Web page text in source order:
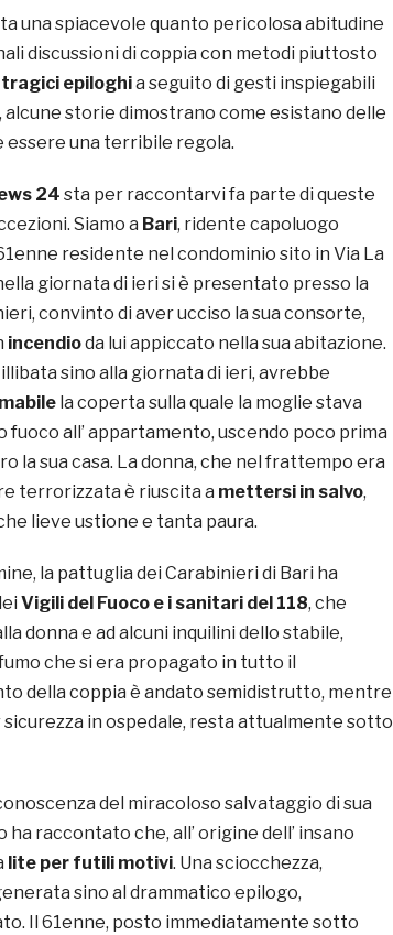
una spiacevole quanto pericolosa abitudine
discussioni di coppia con metodi piuttosto
tragici epiloghia seguito di gesti inspiegabili
storie dimostrano come esistano delle
essere una terribile regola.
24 sta per raccontarvi fa parte di queste
Siamo a Bari, ridente capoluogo
residente nel condominio sito in Via La
giornata di ieri si è presentato presso la
convinto di aver ucciso la sua consorte,
incendioda lui appiccato nella sua abitazione.
sino alla giornata di ieri, avrebbe
la coperta sulla quale la moglie stava
fuoco all’ appartamento, uscendo poco prima
la sua casa. La donna, che nel frattempo era
terrorizzata è riuscita a mettersi in salvo,
lieve ustione e tanta paura.
la pattuglia dei Carabinieri di Bari ha
Vigili del Fuoco e i sanitari del 118, che
donna e ad alcuni inquilini dello stabile,
che si era propagato in tutto il
della coppia è andato semidistrutto, mentre
in ospedale, resta attualmente sotto
del miracoloso salvataggio di sua
raccontato che, all’ origine dell’ insano
lite per futili motivi. Una sciocchezza,
sino al drammatico epilogo,
Il 61enne, posto immediatamente sotto